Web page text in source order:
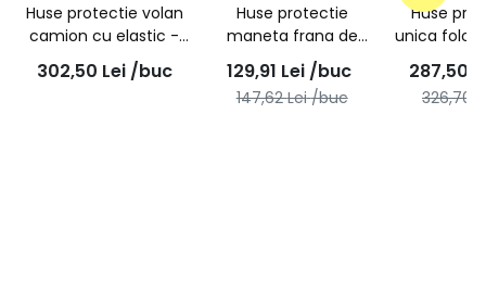
Huse protectie volan
camion cu elastic -
cutie 250 bucati
302,50 Lei /buc
Huse protectie
maneta frana de
mana cu elastic -
cutie 500 bucati
129,91 Lei /buc
147,62Lei /buc
Huse
unica
250
287,50
326,70